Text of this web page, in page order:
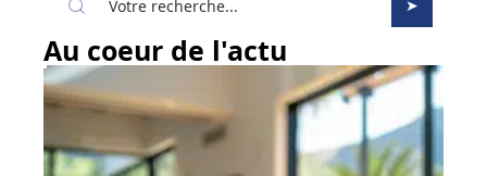
Au coeur de l'actu